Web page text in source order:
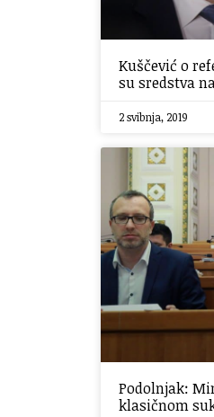
Kuščević o
su sredstva
2 svibnja, 2019
Podolnjak:
klasičnom